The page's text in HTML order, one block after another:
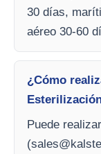
30 días,
aéreo 30-60
¿Cómo
Puede
(